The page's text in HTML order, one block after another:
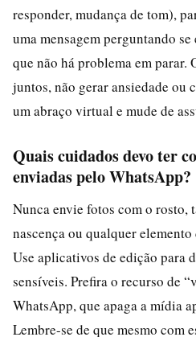
responder, mudança de tom),
uma mensagem perguntando
que não há problema em
juntos, não gerar ansiedade ou
um abraço virtual e mude de
Quais cuidados devo ter
enviadas pelo WhatsApp?
Nunca envie fotos com o rosto,
nascença ou qualquer
Use aplicativos de edição para
sensíveis. Prefira o recurso de
WhatsApp, que apaga a mídia
Lembre-se de que mesmo com